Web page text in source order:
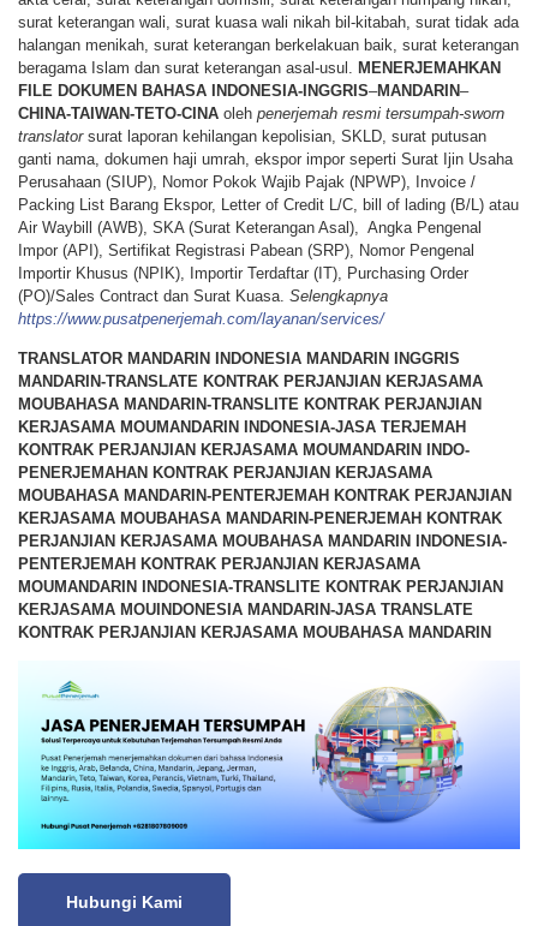
surat keterangan wali, surat kuasa wali nikah bil-kitabah, surat tidak ada
halangan menikah, surat keterangan berkelakuan baik, surat keterangan
beragama Islam dan surat keterangan asal-usul. MENERJEMAHKAN
FILE DOKUMEN BAHASA INDONESIA-INGGRIS–MANDARIN–
CHINA-TAIWAN-TETO-CINA oleh penerjemah resmi tersumpah-sworn
translatorsurat laporan kehilangan kepolisian, SKLD, surat putusan
ganti nama, dokumen haji umrah, ekspor impor seperti Surat Ijin Usaha
Perusahaan (SIUP), Nomor Pokok Wajib Pajak (NPWP), Invoice /
Packing List Barang Ekspor, Letter of Credit L/C, bill of lading (B/L) atau
Air Waybill (AWB), SKA (Surat Keterangan Asal), Angka Pengenal
Impor (API), Sertifikat Registrasi Pabean (SRP), Nomor Pengenal
Importir Khusus (NPIK), Importir Terdaftar (IT), Purchasing Order
(PO)/Sales Contract dan Surat Kuasa. Selengkapnya
https://www.pusatpenerjemah.com/layanan/services/
TRANSLATOR MANDARIN INDONESIA MANDARIN INGGRIS
MANDARIN-TRANSLATE KONTRAK PERJANJIAN KERJASAMA
MOUBAHASA MANDARIN-TRANSLITE KONTRAK PERJANJIAN
KERJASAMA MOUMANDARIN INDONESIA-JASA TERJEMAH
KONTRAK PERJANJIAN KERJASAMA MOUMANDARIN INDO-
PENERJEMAHAN KONTRAK PERJANJIAN KERJASAMA
MOUBAHASA MANDARIN-PENTERJEMAH KONTRAK PERJANJIAN
KERJASAMA MOUBAHASA MANDARIN-PENERJEMAH KONTRAK
PERJANJIAN KERJASAMA MOUBAHASA MANDARIN INDONESIA-
PENTERJEMAH KONTRAK PERJANJIAN KERJASAMA
MOUMANDARIN INDONESIA-TRANSLITE KONTRAK PERJANJIAN
KERJASAMA MOUINDONESIA MANDARIN-JASA TRANSLATE
KONTRAK PERJANJIAN KERJASAMA MOUBAHASA MANDARIN
Hubungi Kami